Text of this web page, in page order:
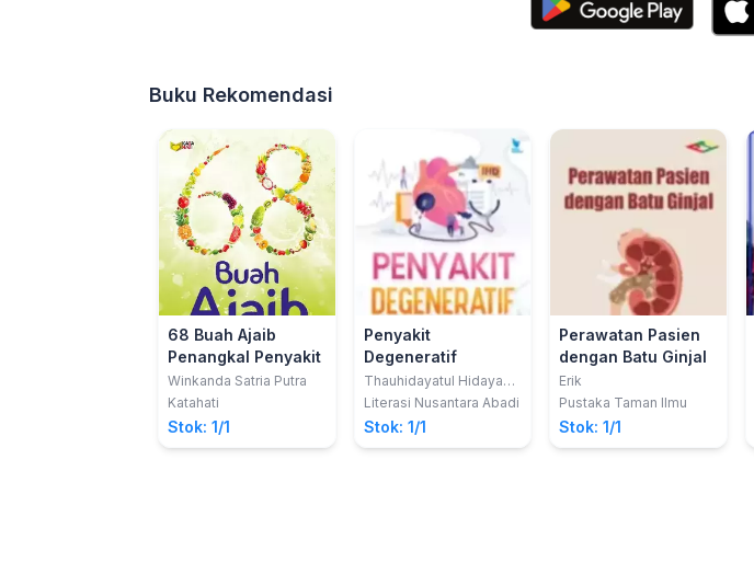
Buku Rekomendasi
68 Buah Ajaib
Penangkal Penyakit
Winkanda Satria Putra
Katahati
Stok: 1/1
Penyakit
Degeneratif
Thauhidayatul Hidayah,
M. Si, dkk.
Literasi Nusantara Abadi
Stok: 1/1
Perawatan Pasien
dengan Batu Ginjal
Erik
Pustaka Taman Ilmu
Stok: 1/1